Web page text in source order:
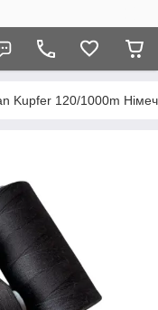
Kupfer 120/1000m